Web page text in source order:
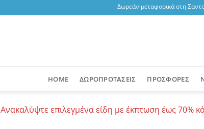
Δωρεάν μεταφορικά στη
HOME ΔΩΡΟΠΡΟΤΑΣΕΙΣ ΠΡΟΣΦΟΡΕΣ
Ανακαλύψτε επιλεγμένα είδη με έκπτωση έως 70%